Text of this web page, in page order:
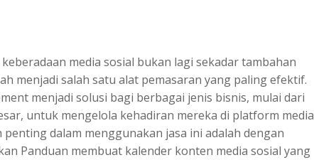
media sosial bukan lagi sekadar tambahan
menjadi salah satu alat pemasaran yang paling efektif.
menjadi solusi bagi berbagai jenis bisnis, mulai dari
untuk mengelola kehadiran mereka di platform media
penting dalam menggunakan jasa ini adalah dengan
Panduan membuat kalender konten media sosial yang